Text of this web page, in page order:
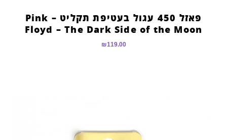
פאזל 450 עגול בעטיפת תקליט – Pink
Floyd – The Dark Side of the Moon
₪119.00